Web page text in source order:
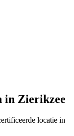
in Zierikzee
locatie in